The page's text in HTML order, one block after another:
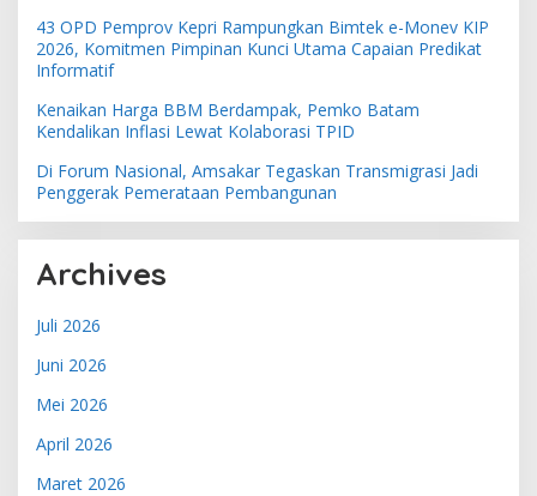
43 OPD Pemprov Kepri Rampungkan Bimtek e-Monev KIP
2026, Komitmen Pimpinan Kunci Utama Capaian Predikat
Informatif
Kenaikan Harga BBM Berdampak, Pemko Batam
Kendalikan Inflasi Lewat Kolaborasi TPID
Di Forum Nasional, Amsakar Tegaskan Transmigrasi Jadi
Penggerak Pemerataan Pembangunan
Archives
Juli 2026
Juni 2026
Mei 2026
April 2026
Maret 2026